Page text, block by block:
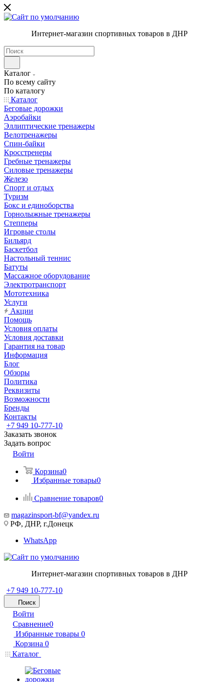
Интернет-магазин спортивных товаров в ДНР
Каталог
По всему сайту
По каталогу
Каталог
Беговые дорожки
Аэробайки
Эллиптические тренажеры
Велотренажеры
Спин-байки
Кросстренеры
Гребные тренажеры
Силовые тренажеры
Железо
Спорт и отдых
Туризм
Бокс и единоборства
Горнолыжные тренажеры
Степперы
Игровые столы
Бильярд
Баскетбол
Настольный теннис
Батуты
Массажное оборудование
Электротранспорт
Мототехника
Услуги
Акции
Помощь
Условия оплаты
Условия доставки
Гарантия на товар
Информация
Блог
Обзоры
Политика
Реквизиты
Возможности
Бренды
Контакты
+7 949 10-777-10
Заказать звонок
Задать вопрос
Войти
Корзина0
Избранные товары0
Сравнение товаров0
magazinsport-bf@yandex.ru
РФ, ДНР, г.Донецк
WhatsApp
Интернет-магазин спортивных товаров в ДНР
+7 949 10-777-10
Поиск
Войти
Сравнение0
Избранные товары 0
Корзина 0
Каталог